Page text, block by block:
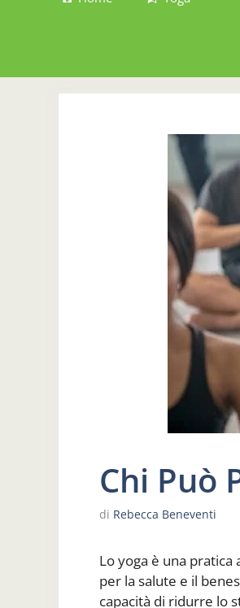
Chi Può
di Rebecca Beneventi
Lo yoga è una
per la salute e il
capacità di ridurre lo